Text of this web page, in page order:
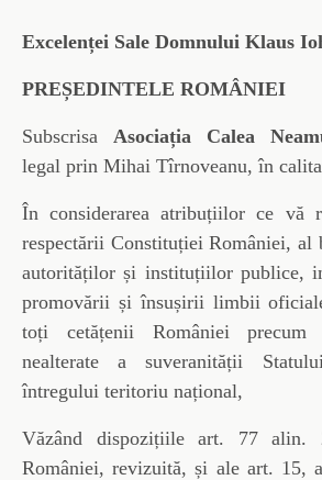
Excelenței Sale Domnului Klaus
PREȘEDINTELE ROMÂNIEI
Subscrisa Asociația Calea
legal prin Mihai Tîrnoveanu, în
În considerarea atribuțiilor ce vă
respectării Constituției României, al
autorităților și instituțiilor publice,
promovării și însușirii limbii
toți cetățenii României
nealterate a suveranității
întregului teritoriu național,
Văzând dispozițiile art. 77 alin.
României, revizuită, și ale art. 15,